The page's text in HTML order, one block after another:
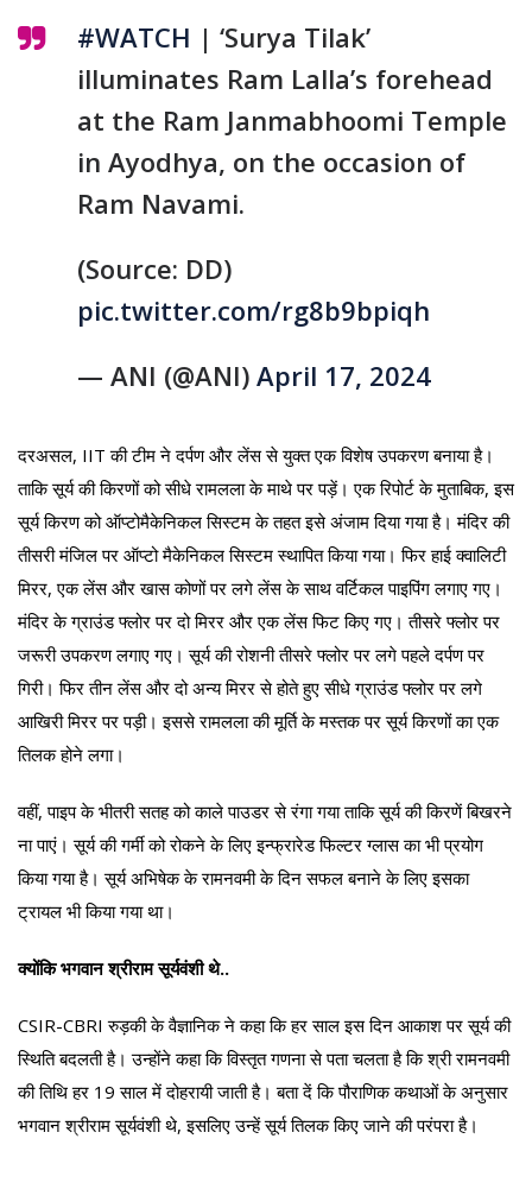
#WATCH | ‘Surya Tilak’
illuminates Ram Lalla’s forehead
at the Ram Janmabhoomi Temple
in Ayodhya, on the occasion of
Ram Navami.
(Source: DD)
pic.twitter.com/rg8b9bpiqh
— ANI (@ANI) April 17, 2024
दरअसल, IIT की टीम ने दर्पण और लेंस से युक्त एक विशेष उपकरण बनाया है।
ताकि सूर्य की किरणों को सीधे रामलला के माथे पर पड़ें। एक रिपोर्ट के मुताबिक, इस
सूर्य किरण को ऑप्टोमैकेनिकल सिस्टम के तहत इसे अंजाम दिया गया है। मंदिर की
तीसरी मंजिल पर ऑप्टो मैकेनिकल सिस्टम स्थापित किया गया। फिर हाई क्वालिटी
मिरर, एक लेंस और खास कोणों पर लगे लेंस के साथ वर्टिकल पाइपिंग लगाए गए।
मंदिर के ग्राउंड फ्लोर पर दो मिरर और एक लेंस फिट किए गए। तीसरे फ्लोर पर
जरूरी उपकरण लगाए गए। सूर्य की रोशनी तीसरे फ्लोर पर लगे पहले दर्पण पर
गिरी। फिर तीन लेंस और दो अन्य मिरर से होते हुए सीधे ग्राउंड फ्लोर पर लगे
आखिरी मिरर पर पड़ी। इससे रामलला की मूर्ति के मस्तक पर सूर्य किरणों का एक
तिलक होने लगा।
वहीं, पाइप के भीतरी सतह को काले पाउडर से रंगा गया ताकि सूर्य की किरणें बिखरने
ना पाएं। सूर्य की गर्मी को रोकने के लिए इन्फ्रारेड फिल्टर ग्लास का भी प्रयोग
किया गया है। सूर्य अभिषेक के रामनवमी के दिन सफल बनाने के लिए इसका
ट्रायल भी किया गया था।
क्योंकि भगवान श्रीराम सूर्यवंशी थे..
CSIR-CBRI रुड़की के वैज्ञानिक ने कहा कि हर साल इस दिन आकाश पर सूर्य की
स्थिति बदलती है। उन्‍होंने कहा कि विस्तृत गणना से पता चलता है कि श्री रामनवमी
की तिथि हर 19 साल में दोहरायी जाती है। बता दें कि पौराणिक कथाओं के अनुसार
भगवान श्रीराम सूर्यवंशी थे, इसलिए उन्हें सूर्य तिलक किए जाने की परंपरा है।